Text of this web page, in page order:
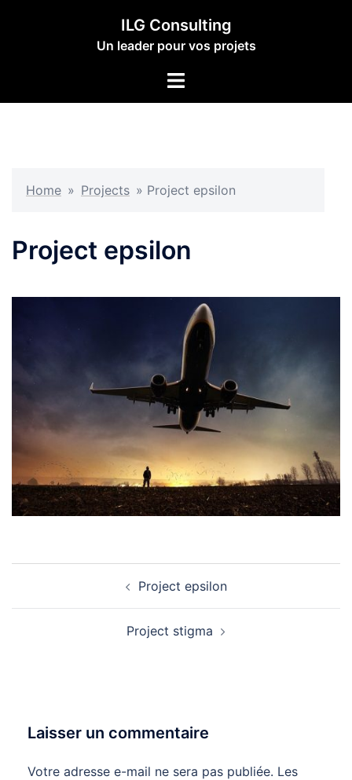
ILG Consulting
Un leader pour vos projets
Ouvrir/fermer
Home » Projects » Project epsilon
Project epsilon
Project epsilon
Project stigma
Laisser un commentaire
Votre adresse e-mail ne sera pas publiée. Les